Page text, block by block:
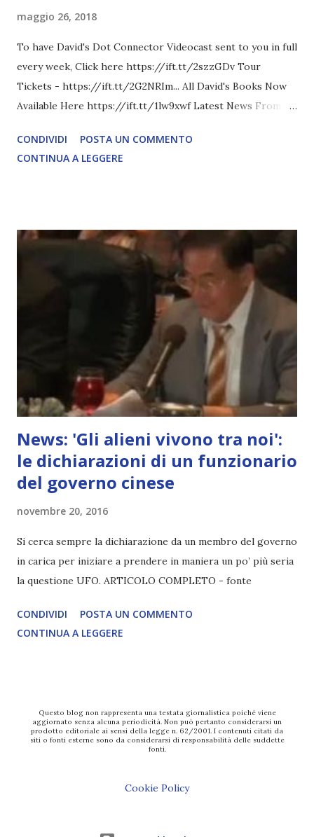
maggio 26, 2018
To have David's Dot Connector Videocast sent to you in full
every week, Click here https://ift.tt/2szzGDv Tour
Tickets - https://ift.tt/2G2NRIm... All David's Books Now
Available Here https://ift.tt/1lw9xwf Latest News From
COMPLETO - fonte
CONDIVIDI
POSTA UN COMMENTO
CONTINUA A LEGGERE
News: 'Gli alieni vivono tra noi':
le dichiarazioni di un funzionario
del governo cinese
novembre 20, 2016
Si cerca sempre la dichiarazione da un membro del governo
in carica per iniziare a prendere in maniera un po’ più seria
la questione UFO. ARTICOLO COMPLETO - fonte
CONDIVIDI
POSTA UN COMMENTO
CONTINUA A LEGGERE
Questo blog non rappresenta una testata giornalistica poiché viene
aggiornato senza alcuna periodicità. Non può pertanto considerarsi un
prodotto editoriale ai sensi della legge n. 62/2001. I contenuti citati da
siti o fonti esterne sono da considerarsi di responsabilità delle suddette
fonti.
Cookie Policy